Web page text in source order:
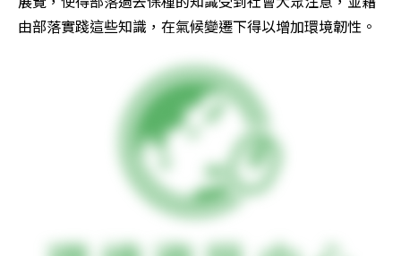
由部落實踐這些知識，在氣候變遷下得以增加環境韌性。